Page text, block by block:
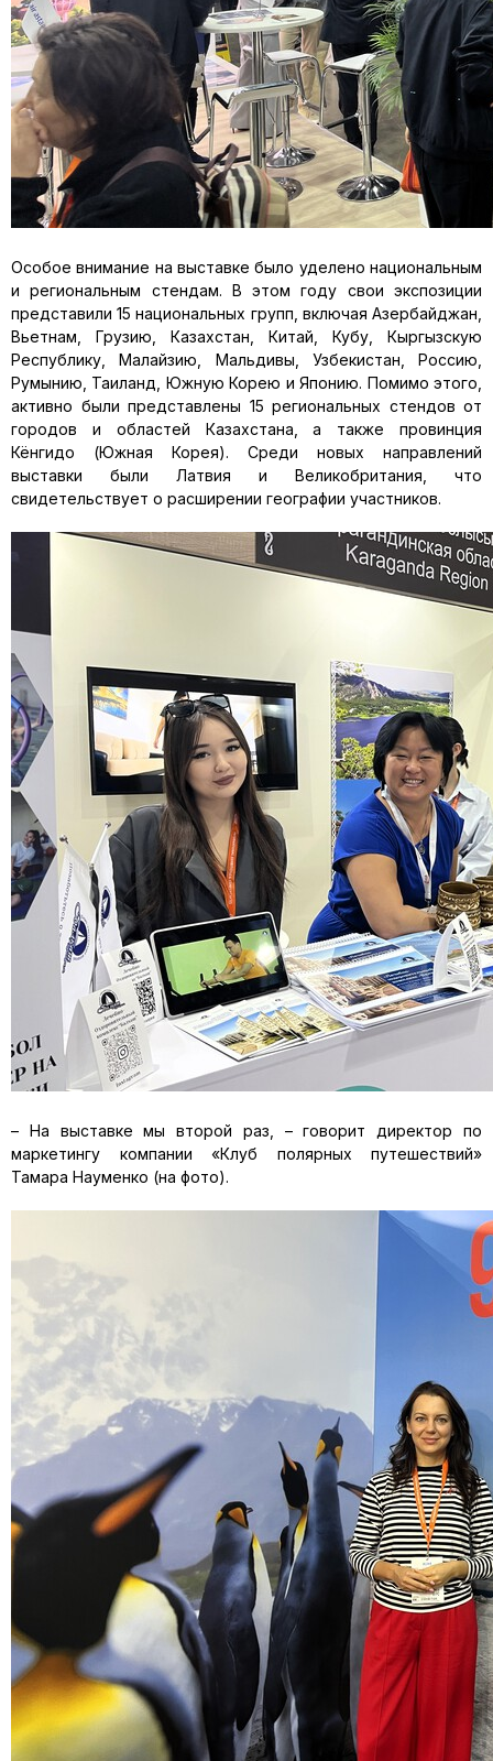
Особое внимание на выставке было уделено национальным
и региональным стендам. В этом году свои экспозиции
представили 15 национальных групп, включая Азербайджан,
Вьетнам, Грузию, Казахстан, Китай, Кубу, Кыргызскую
Республику, Малайзию, Мальдивы, Узбекистан, Россию,
Румынию, Таиланд, Южную Корею и Японию. Помимо этого,
активно были представлены 15 региональных стендов от
городов и областей Казахстана, а также провинция
Кёнгидо (Южная Корея). Среди новых направлений
выставки были Латвия и Великобритания, что
свидетельствует о расширении географии участников.
– На выставке мы второй раз, – говорит директор по
маркетингу компании «Клуб полярных путешествий»
Тамара Науменко (на фото).